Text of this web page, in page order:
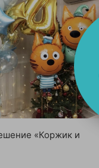
«Коржик и